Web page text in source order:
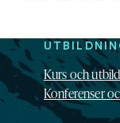
Kurs och
Konferenser